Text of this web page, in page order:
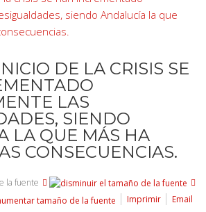
DE LA CRISIS SE
LAS
SIENDO
LA QUE MÁS HA
CONSECUENCIAS.
la fuente
Imprimir
Email